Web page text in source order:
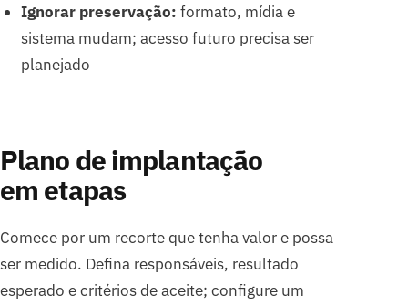
Ignorar preservação: formato, mídia e
sistema mudam; acesso futuro precisa ser
planejado
Plano de implantação
em etapas
Comece por um recorte que tenha valor e possa
ser medido. Defina responsáveis, resultado
esperado e critérios de aceite; configure um